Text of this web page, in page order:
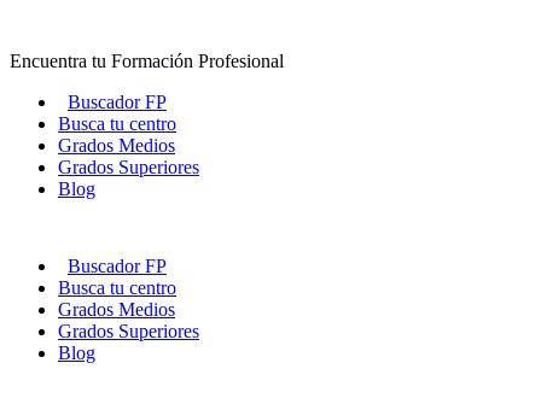
contenido
Encuentra tu Formación Profesional
Buscador FP
Busca tu centro
Grados Medios
Grados Superiores
Blog
Buscador FP
Busca tu centro
Grados Medios
Grados Superiores
Blog